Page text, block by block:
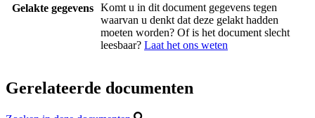
Gelakte gegevens Komt u in dit document gegevens tegen
waarvan u denkt dat deze gelakt hadden
moeten worden? Of is het document slecht
leesbaar? Laat het ons weten
Gerelateerde documenten